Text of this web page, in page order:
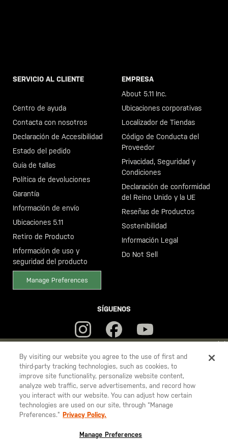
YOU ARE SHOPPING ON OURESPAÑA SITE. WOULD YOU LIKE
TO SHIP TO ANOTHER COUNTRY?
STAY ONESPAÑA
CHANGE COUNTRY
SERVICIO AL CLIENTE
Centro de ayuda
Contacta con nosotros
Declaración de Accesibilidad
Estado del pedido
Guía de tallas
Política de devoluciones
Garantía
Información de envío
Ubicaciones 5.11
Retiro de Producto
Información de uso y
seguridad del producto
Manage Preferences
EMPRESA
About 5.11 Inc.
Ubicaciones corporativas
Localizador de Tiendas
Código de Conducta del
Proveedor
Privacidad, Seguridad y
Condiciones
Declaración de conformidad
del Reino Unido y la UE
Reseñas de Productos
Sostenibilidad
Información Legal
Do Not Sell
SÍGUENOS
5.11
Tactical
© 2026 5.11, Inc. Todos los derechos reservados.
By visiting our website you agree to the use of first and
third-party tracking technologies, such as cookies, to
improve site functionality, personalize website content,
analyze web traffic, serve advertisements, and record how
you interact with our website. You can adjust how certain
technologies are used on our site, through “Manage
Preferences.” Privacy Policy.
Manage Preferences